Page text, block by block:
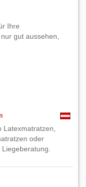
Ihre
gut aussehen,
oder